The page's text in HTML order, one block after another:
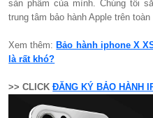
sản phẩm của mình. Chúng tôi
trung tâm bảo hành Apple trên toàn
Xem thêm: Bảo hành iphone X
là rất khó?
>> CLICKĐĂNG KÝ BẢO HÀNH